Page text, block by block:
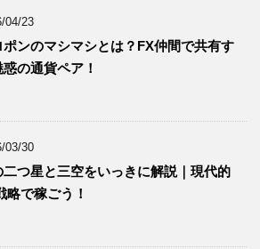
04/23
ポンのマシマシとは？FX仲間で共有す
惑の通貨ペア！
03/30
二つ星と三空をいっきに解説｜現代的
略で稼ごう！